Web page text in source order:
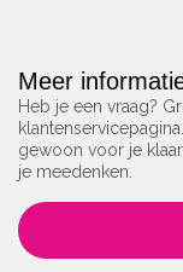
Meer
Heb je een vraag?
gewoon voor je
je meedenken.